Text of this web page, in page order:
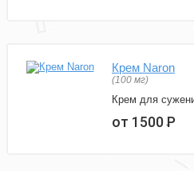
Крем Naron
(100 мг)
Крем для
от 1500Р